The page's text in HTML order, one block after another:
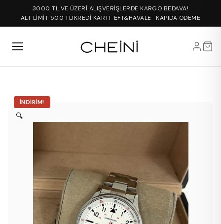
3000 TL VE ÜZERİ ALIŞVERİŞLERDE KARGO BEDAVA!
ALT LİMİT 500 TL!KREDİ KARTI-EFT&HAVALE -KAPIDA ÖDEME
İNDIRIM!
🔍